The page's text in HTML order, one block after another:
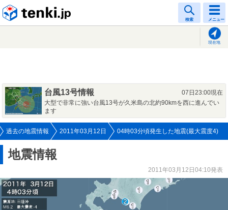
検索 メニュー
現在地
台風13号情報
07日23:00現在
大型で非常に強い台風13号が久米島の北約90kmを西に進んでい
ます
過去の地震情報 2011年03月12日 04時03分頃発生した地震(最大震度4)
地震情報
2011年03月12日04:10発表